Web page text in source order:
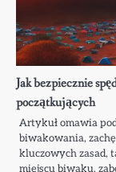
Jak bezpiecznie
początkujących
Artykuł omawia
biwakowania,
kluczowych zasad,
miejscu biwaku,